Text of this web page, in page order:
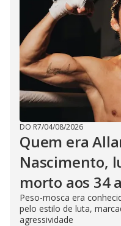
DO R7/04/08/2026
Quem era
Nascimento,
morto aos 34
Peso-mosca era
pelo estilo de luta,
agressividade